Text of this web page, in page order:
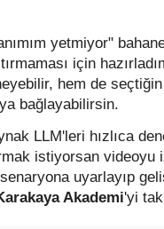
yetmiyor"
için
hem de
bağlayabilirsin.
LLM'leri hızlıca
istiyorsan videoyu
uyarlayıp
Akademi'yi